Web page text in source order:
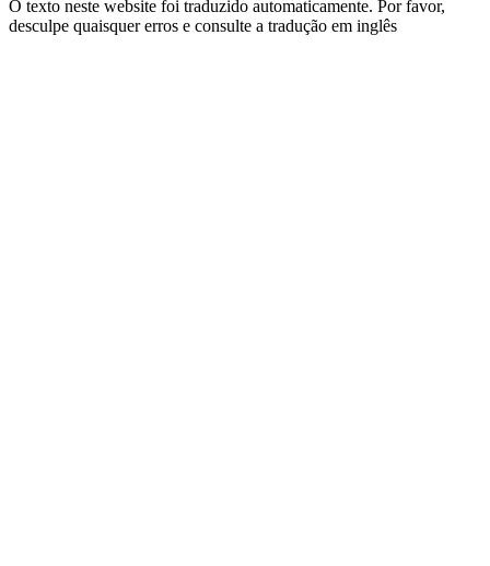
O texto neste website foi traduzido automaticamente. Por favor,
desculpe quaisquer erros e consulte a tradução em inglês